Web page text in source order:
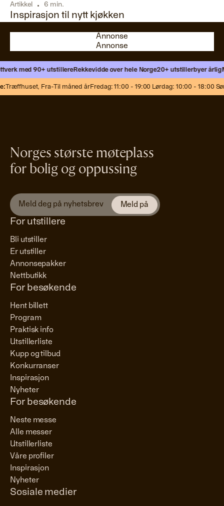
Artikkel 6 min.
Inspirasjon til nytt kjøkken
Annonse
Annonse Annonse
med 90+ utstillereRekkevidde over hele Norge20+ utstillerbyer årlig
Træffhuset,Fra-Til måned årFredag: 11:00 - 19:00 Lørdag: 10:00 - 18:00
Norges største møteplass
for bolig og oppussing
For utstillere
Bli utstiller
Er utstiller
Annonsepakker
Nettbutikk
For besøkende
Hent billett
Program
Praktisk info
Utstillerliste
Kupp og tilbud
Konkurranser
Inspirasjon
Nyheter
For besøkende
Neste messe
Alle messer
Utstillerliste
Våre profiler
Inspirasjon
Nyheter
Sosiale medier